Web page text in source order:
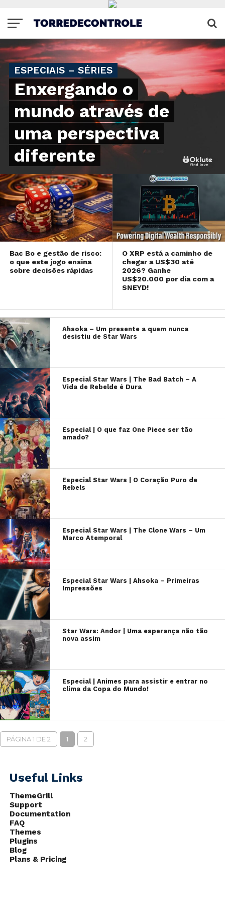
ESPECIAIS – SÉRIES
Enxergando o
mundo através de
uma perspectiva
diferente
Bac Bo e gestão de risco:
o que este jogo ensina
sobre decisões rápidas
O XRP está a caminho de
chegar a US$30 até
2026? Ganhe
US$20.000 por dia com a
SNEYD!
Ahsoka – Um presente a quem nunca
desistiu de Star Wars
Especial Star Wars | The Bad Batch – A
Vida de Rebelde é Dura
Especial | O que faz One Piece ser tão
amado?
Especial Star Wars | O Coração Puro de
Rebels
Especial Star Wars | The Clone Wars – Um
Marco Atemporal
Especial Star Wars | Ahsoka – Primeiras
Impressões
Star Wars: Andor | Uma esperança não tão
nova assim
Especial | Animes para assistir e entrar no
clima da Copa do Mundo!
PÁGINA 1 DE 2 1 2
Useful Links
ThemeGrill
Support
Documentation
FAQ
Themes
Plugins
Blog
Plans & Pricing